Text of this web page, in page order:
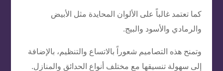
كما تعتمد غالباً على الألوان المحايدة مثل الأبيض
والرمادي والأسود والبيج.
وتمنح هذه التصاميم شعوراً بالاتساع والتنظيم، بالإضافة
إلى سهولة تنسيقها مع مختلف أنواع الحدائق والمنازل.